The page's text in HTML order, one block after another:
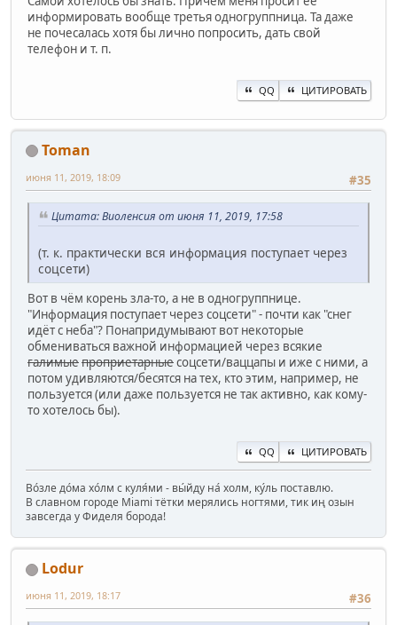
информировать вообще третья одногруппница. Та даже
не почесалась хотя бы лично попросить, дать свой
телефон и т. п.
QQ ЦИТИРОВАТЬ
Toman
#35
июня 11, 2019, 18:09
Цитата: Виоленсия от июня 11, 2019, 17:58
(т. к. практически вся информация поступает через
соцсети)
Вот в чём корень зла-то, а не в одногруппнице.
"Информация поступает через соцсети" - почти как "снег
идёт с неба"? Понапридумывают вот некоторые
обмениваться важной информацией через всякие
галимыепроприетарныесоцсети/ваццапы и иже с ними, а
потом удивляются/бесятся на тех, кто этим, например, не
пользуется (или даже пользуется не так активно, как кому-
то хотелось бы).
QQ ЦИТИРОВАТЬ
Во́зле до́ма хо́лм с куля́ми - вы́йду на́ холм, ку́ль поставлю.
В славном городе Miami тётки мерялись ногтями, тик иң озын
завсегда у Фиделя борода!
Lodur
#36
июня 11, 2019, 18:17